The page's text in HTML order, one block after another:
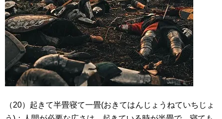
（20）起きて半畳寝て一畳(おきてはんじょうねていちじょ